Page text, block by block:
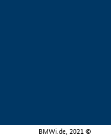
BMWi.de, 2021 ©